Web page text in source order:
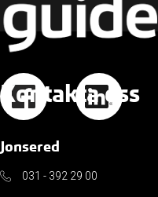
Kontakta oss
Jonsered
031 - 392 29 00